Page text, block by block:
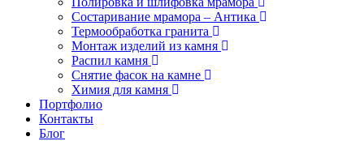
Состаривание мрамора – Антика
Термообработка гранита
Монтаж изделий из камня
Распил камня
Снятие фасок на камне
Химия для камня
Портфолио
Контакты
Блог